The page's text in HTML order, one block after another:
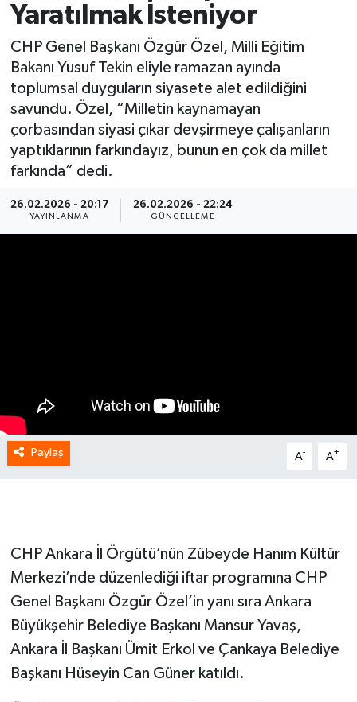
Yaratılmak İsteniyor
CHP Genel Başkanı Özgür Özel, Milli Eğitim
Bakanı Yusuf Tekin eliyle ramazan ayında
toplumsal duyguların siyasete alet edildiğini
savundu. Özel, “Milletin kaynamayan
çorbasından siyasi çıkar devşirmeye çalışanların
yaptıklarının farkındayız, bunun en çok da millet
farkında” dedi.
26.02.2026 - 20:17
YAYINLANMA
26.02.2026 - 22:24
GÜNCELLEME
Paylaş A- A+
CHP Ankara İl Örgütü’nün Zübeyde Hanım Kültür
Merkezi’nde düzenlediği iftar programına CHP
Genel Başkanı Özgür Özel’in yanı sıra Ankara
Büyükşehir Belediye Başkanı Mansur Yavaş,
Ankara İl Başkanı Ümit Erkol ve Çankaya Belediye
Başkanı Hüseyin Can Güner katıldı.
Spor
Yaşam